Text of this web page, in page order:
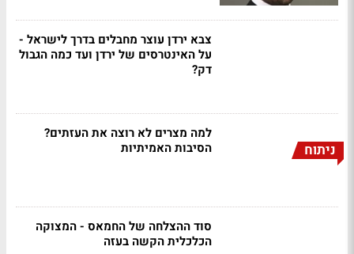
צבא ירדן עוצר מחבלים בדרך לישראל -
על האינטרסים של ירדן ועד כמה הגבול
דק?
ניתוח
למה מצרים לא רוצה את העזתים?
הסיבות האמיתיות
סוד ההצלחה של החמאס - המצוקה
הכלכלית הקשה בעזה